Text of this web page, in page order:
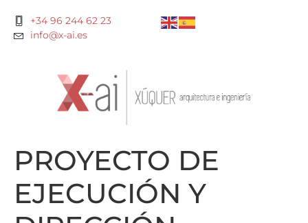
+34 96 244 62 23
info@x-ai.es
PROYECTO DE
EJECUCIÓN Y